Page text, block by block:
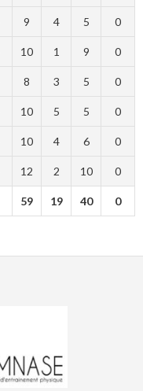
9 4 5 0
10 1 9 0
8 3 5 0
10 5 5 0
10 4 6 0
12 2 10 0
59 19 40 0